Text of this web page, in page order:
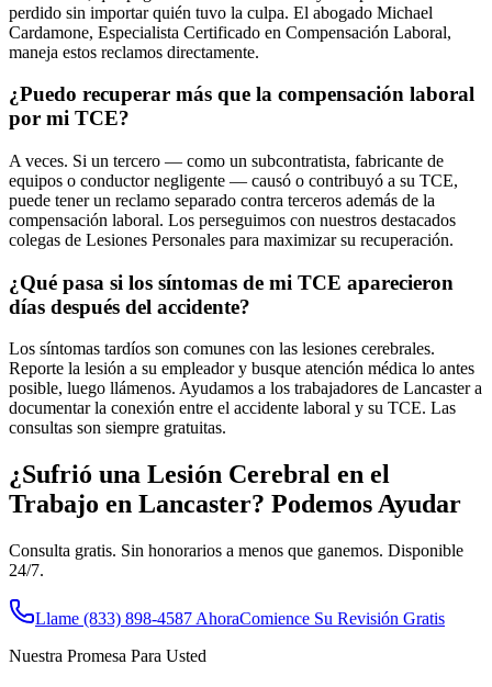
perdido sin importar quién tuvo la culpa. El abogado Michael
Cardamone, Especialista Certificado en Compensación Laboral,
maneja estos reclamos directamente.
¿Puedo recuperar más que la compensación laboral
por mi TCE?
A veces. Si un tercero — como un subcontratista, fabricante de
equipos o conductor negligente — causó o contribuyó a su TCE,
puede tener un reclamo separado contra terceros además de la
compensación laboral. Los perseguimos con nuestros destacados
colegas de Lesiones Personales para maximizar su recuperación.
¿Qué pasa si los síntomas de mi TCE aparecieron
días después del accidente?
Los síntomas tardíos son comunes con las lesiones cerebrales.
Reporte la lesión a su empleador y busque atención médica lo antes
posible, luego llámenos. Ayudamos a los trabajadores de Lancaster a
documentar la conexión entre el accidente laboral y su TCE. Las
consultas son siempre gratuitas.
¿Sufrió una Lesión Cerebral en el
Trabajo en Lancaster? Podemos Ayudar
Consulta gratis. Sin honorarios a menos que ganemos. Disponible
24/7.
Llame (833) 898-4587 AhoraComience Su Revisión Gratis
Nuestra Promesa Para Usted